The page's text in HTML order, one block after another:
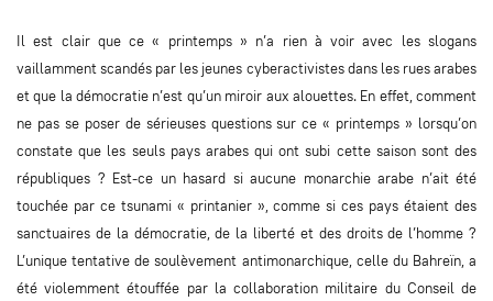
Il est clair que ce « printemps » n’a rien à voir avec les slogans
vaillamment scandés par les jeunes cyberactivistes dans les rues arabes
et que la démocratie n’est qu’un miroir aux alouettes. En effet, comment
ne pas se poser de sérieuses questions sur ce « printemps » lorsqu’on
constate que les seuls pays arabes qui ont subi cette saison sont des
républiques ? Est-ce un hasard si aucune monarchie arabe n’ait été
touchée par ce tsunami « printanier », comme si ces pays étaient des
sanctuaires de la démocratie, de la liberté et des droits de l’homme ?
L’unique tentative de soulèvement antimonarchique, celle du Bahreïn, a
été violemment étouffée par la collaboration militaire du Conseil de